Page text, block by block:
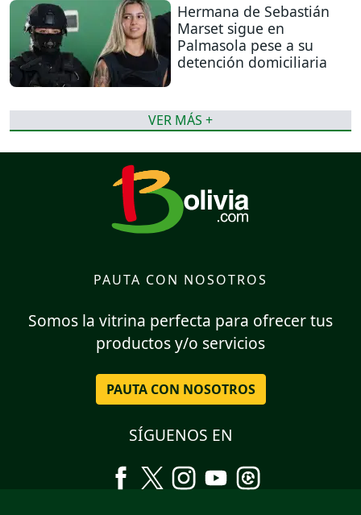
Hermana de Sebastián
Marset sigue en
Palmasola pese a su
detención domiciliaria
VER MÁS +
PAUTA CON NOSOTROS
Somos la vitrina perfecta para ofrecer tus
productos y/o servicios
PAUTA CON NOSOTROS
SÍGUENOS EN